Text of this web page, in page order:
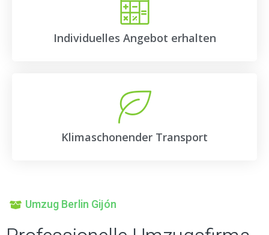
Individuelles Angebot erhalten
Klimaschonender Transport
Umzug Berlin Gijón